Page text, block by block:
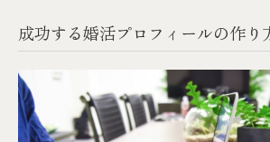
成功する婚活プロフィールの作り